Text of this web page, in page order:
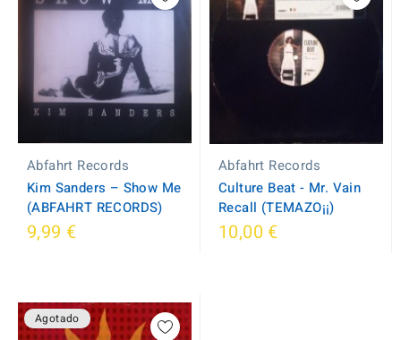
Abfahrt Records
Kim Sanders ‎– Show Me
(ABFAHRT RECORDS)
9,99 €
Abfahrt Records
Culture Beat - Mr. Vain
Recall (TEMAZO¡¡)
10,00 €
Agotado